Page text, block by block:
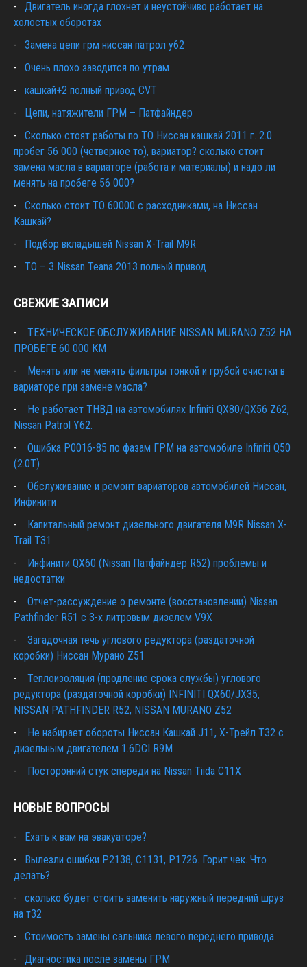
Двигатель иногда глохнет и неустойчиво работает на
холостых оборотах
Замена цепи грм ниссан патрол y62
Очень плохо заводится по утрам
кашкай+2 полный привод CVT
Цепи, натяжители ГРМ – Патфайндер
Сколько стоят работы по ТО Ниссан кашкай 2011 г. 2.0
пробег 56 000 (четверное то), вариатор? сколько стоит
замена масла в вариаторе (работа и материалы) и надо ли
менять на пробеге 56 000?
Сколько стоит ТО 60000 с расходниками, на Ниссан
Кашкай?
Подбор вкладышей Nissan X-Trail M9R
ТО – 3 Nissan Teana 2013 полный привод
СВЕЖИЕ ЗАПИСИ
ТЕХНИЧЕСКОЕ ОБСЛУЖИВАНИЕ NISSAN MURANO Z52 НА
ПРОБЕГЕ 60 000 КМ
Менять или не менять фильтры тонкой и грубой очистки в
вариаторе при замене масла?
Не работает ТНВД на автомобилях Infiniti QX80/QX56 Z62,
Nissan Patrol Y62.
Ошибка P0016-85 по фазам ГРМ на автомобиле Infiniti Q50
(2.0T)
Обслуживание и ремонт вариаторов автомобилей Ниссан,
Инфинити
Капитальный ремонт дизельного двигателя M9R Nissan X-
Trail T31
Инфинити QX60 (Nissan Патфайндер R52) проблемы и
недостатки
Отчет-рассуждение о ремонте (восстановлении) Nissan
Pathfinder R51 c 3-х литровым дизелем V9X
Загадочная течь углового редуктора (раздаточной
коробки) Ниссан Мурано Z51
Теплоизоляция (продление срока службы) углового
редуктора (раздаточной коробки) INFINITI QX60/JX35,
NISSAN PATHFINDER R52, NISSAN MURANO Z52
Не набирает обороты Ниссан Кашкай J11, Х-Трейл T32 с
дизельным двигателем 1.6DCI R9M
Посторонний стук спереди на Nissan Tiida C11X
НОВЫЕ ВОПРОСЫ
Ехать к вам на эвакуаторе?
Вылезли ошибки Р2138, С1131, Р1726. Горит чек. Что
делать?
сколько будет стоить заменить наружный передний шруз
на т32
Cтоимость замены сальника левого переднего привода
Диагностика после замены ГРМ